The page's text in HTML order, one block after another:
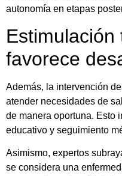
autonomía en etapas
Estimulación
favorece
Además, la intervención
atender necesidades de
de manera oportuna. Esto
educativo y seguimiento
Asimismo, expertos
se considera una